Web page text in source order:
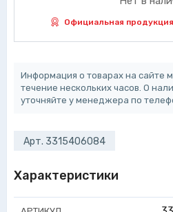
Официальная
Информация о товарах на сайте
течение нескольких часов. О
уточняйте у менеджера по
Арт. 3315406084
Характеристики